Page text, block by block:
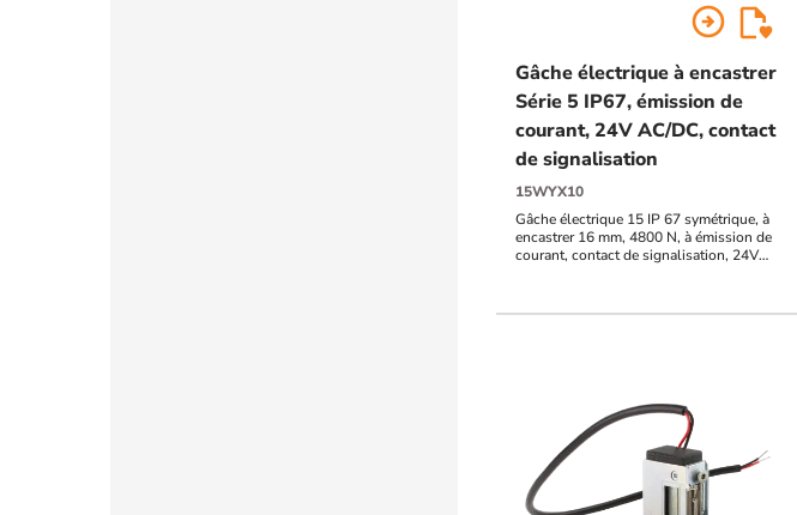
arrow_circle_right
Gâche électrique à encastrer
Série 5 IP67, émission de
courant, 24V AC/DC, contact
de signalisation
15WYX10
Gâche électrique 15 IP 67 symétrique, à
encastrer 16 mm, 4800 N, à émission de
courant, contact de signalisation, 24V